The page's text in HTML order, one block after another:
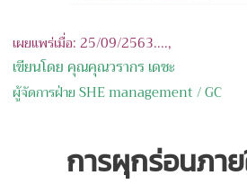
เผยแพร่เมื่อ: 25/09/2563....,
เขียนโดย คุณคุณวรากร เดชะ
ผู้จัดการฝ่าย SHE management / GC
การผุกร่อนภา